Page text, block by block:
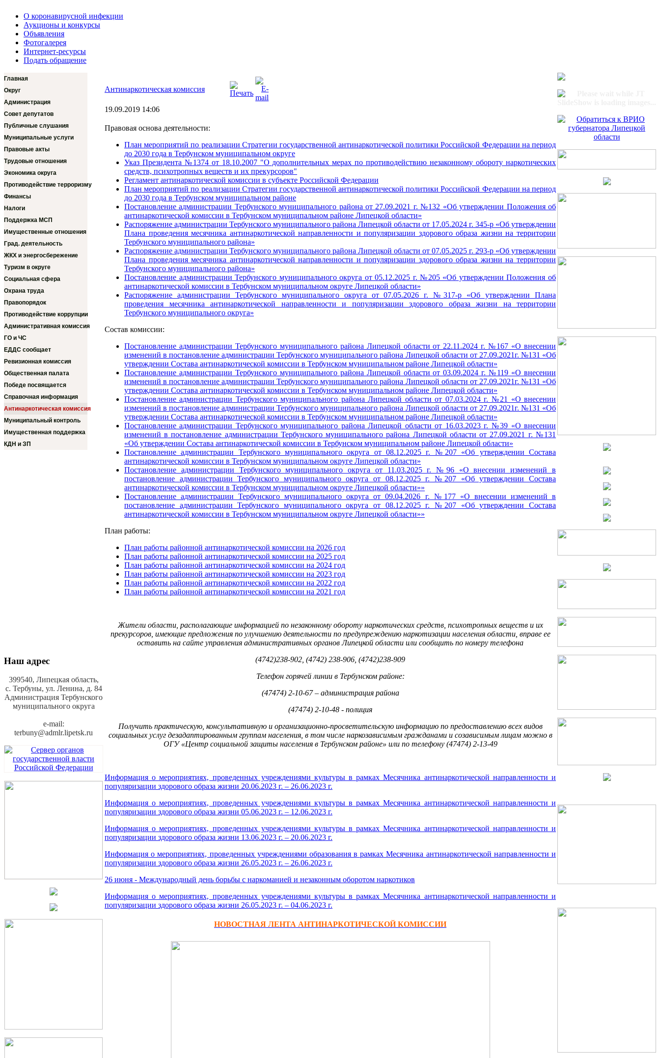
О коронавирусной инфекции
Аукционы и конкурсы
Объявления
Фотогалерея
Интернет-ресурсы
Подать обращение
Главная
Округ
Администрация
Совет депутатов
Публичные слушания
Муниципальные услуги
Правовые акты
Трудовые отношения
Экономика округа
Противодействие терроризму
Финансы
Налоги
Поддержка МСП
Имущественные отношения
Град. деятельность
ЖКХ и энергосбережение
Туризм в округе
Социальная сфера
Охрана труда
Правопорядок
Противодействие коррупции
Административная комиссия
ГО и ЧС
ЕДДС сообщает
Ревизионная комиссия
Общественная палата
Победе посвящается
Справочная информация
Антинаркотическая комиссия
Муниципальный контроль
Имущественная поддержка
КДН и ЗП
Наш адрес
399540, Липецкая область,
с. Тербуны, ул. Ленина, д. 84
Администрация Тербунского
муниципального округа
e-mail:
terbuny@admlr.lipetsk.ru
Антинаркотическая комиссия
19.09.2019 14:06
Правовая основа деятельности:
План мероприятий по реализации Стратегии государственной антинаркотической политики Российской Федерации на период
до 2030 года в Тербунском муниципальном округе
Указ Президента №1374 от 18.10.2007 "О дополнительных мерах по противодействию незаконному обороту наркотических
средств, психотропных веществ и их прекурсоров"
Регламент антинаркотической комиссии в субъекте Российской Федерации
План мероприятий по реализации Стратегии государственной антинаркотической политики Российской Федерации на период
до 2030 года в Тербунском муниципальном районе
Постановление администрации Тербунского муниципального района от 27.09.2021 г. №132 «Об утверждении Положения об
антинаркотической комиссии в Тербунском муниципальном районе Липецкой области»
Распоряжение администрации Тербунского муниципального района Липецкой области от 17.05.2024 г. 345-р «Об утверждении
Плана проведения месячника антинаркотической направленности и популяризации здорового образа жизни на территории
Тербунского муниципального района»
Распоряжение администрации Тербунского муниципального района Липецкой области от 07.05.2025 г. 293-р «Об утверждении
Плана проведения месячника антинаркотической направленности и популяризации здорового образа жизни на территории
Тербунского муниципального района»
Постановление администрации Тербунского муниципального округа от 05.12.2025 г. №205 «Об утверждении Положения об
антинаркотической комиссии в Тербунском муниципальном округе Липецкой области»
Распоряжение администрации Тербунского муниципального округа от 07.05.2026 г. №317-р «Об утверждении Плана
проведения месячника антинаркотической направленности и популяризации здорового образа жизни на территории
Тербунского муниципального округа»
Состав комиссии:
Постановление администрации Тербунского муниципального района Липецкой области от 22.11.2024 г. №167 «О внесении
изменений в постановление администрации Тербунского муниципального района Липецкой области от 27.09.2021г. №131 «Об
утверждении Состава антинаркотической комиссии в Тербунском муниципальном районе Липецкой области»
Постановление администрации Тербунского муниципального района Липецкой области от 03.09.2024 г. №119 «О внесении
изменений в постановление администрации Тербунского муниципального района Липецкой области от 27.09.2021г. №131 «Об
утверждении Состава антинаркотической комиссии в Тербунском муниципальном районе Липецкой области»
Постановление администрации Тербунского муниципального района Липецкой области от 07.03.2024 г. №21 «О внесении
изменений в постановление администрации Тербунского муниципального района Липецкой области от 27.09.2021г. №131 «Об
утверждении Состава антинаркотической комиссии в Тербунском муниципальном районе Липецкой области»
Постановление администрации Тербунского муниципального района Липецкой области от 16.03.2023 г. №39 «О внесении
изменений в постановление администрации Тербунского муниципального района Липецкой области от 27.09.2021 г. №131
«Об утверждении Состава антинаркотической комиссии в Тербунском муниципальном районе Липецкой области»
Постановление администрации Тербунского муниципального округа от 08.12.2025 г. №207 «Об утверждении Состава
антинаркотической комиссии в Тербунском муниципальном округе Липецкой области»
Постановление администрации Тербунского муниципального округа от 11.03.2025 г. №96 «О внесении изменений в
постановление администрации Тербунского муниципального округа от 08.12.2025 г. №207 «Об утверждении Состава
антинаркотической комиссии в Тербунском муниципальном округе Липецкой области»»
Постановление администрации Тербунского муниципального округа от 09.04.2026 г. №177 «О внесении изменений в
постановление администрации Тербунского муниципального округа от 08.12.2025 г. №207 «Об утверждении Состава
антинаркотической комиссии в Тербунском муниципальном округе Липецкой области»»
План работы:
План работы районной антинаркотической комиссии на 2026 год
План работы районной антинаркотической комиссии на 2025 год
План работы районной антинаркотической комиссии на 2024 год
План работы районной антинаркотической комиссии на 2023 год
План работы районной антинаркотической комиссии на 2022 год
План работы районной антинаркотической комиссии на 2021 год
Жители области, располагающие информацией по незаконному обороту наркотических средств, психотропных веществ и их
прекурсоров, имеющие предложения по улучшению деятельности по предупреждению наркотизации населения области, вправе ее
оставить на сайте управления административных органов Липецкой области или сообщить по номеру телефона
(4742)238-902, (4742) 238-906, (4742)238-909
Телефон горячей линии в Тербунском районе:
(47474) 2-10-67 – администрация района
(47474) 2-10-48 - полиция
Получить практическую, консультативную и организационно-просветительскую информацию по предоставлению всех видов
социальных услуг дезадаптированным группам населения, в том числе наркозависимым гражданами и созависимым лицам можно в
ОГУ«Центр социальной защиты населения в Тербунском районе» или по телефону (47474) 2-13-49
Информация о мероприятиях, проведенных учреждениями культуры в рамках Месячника антинаркотической направленности и
популяризации здорового образа жизни 20.06.2023 г. – 26.06.2023 г.
Информация о мероприятиях, проведенных учреждениями культуры в рамках Месячника антинаркотической направленности и
популяризации здорового образа жизни 05.06.2023 г. – 12.06.2023 г.
Информация о мероприятиях, проведенных учреждениями культуры в рамках Месячника антинаркотической направленности и
популяризации здорового образа жизни 13.06.2023 г. – 20.06.2023 г.
Информация о мероприятиях, проведенных учреждениями образования в рамках Месячника антинаркотической направленности и
популяризации здорового образа жизни 26.05.2023 г. – 26.06.2023 г.
26 июня - Международный день борьбы с наркоманией и незаконным оборотом наркотиков
Информация о мероприятиях, проведенных учреждениями культуры в рамках Месячника антинаркотической направленности и
популяризации здорового образа жизни 26.05.2023 г. – 04.06.2023 г.
НОВОСТНАЯ ЛЕНТА АНТИНАРКОТИЧЕСКОЙ КОМИССИИ